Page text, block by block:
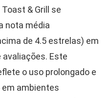
& Grill se
nota média
de 4.5 estrelas) em
Este
o uso prolongado e
em ambientes